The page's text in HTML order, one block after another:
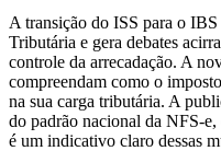
A transição do ISS para o
Tributária e gera debates
controle da arrecadação. A
compreendam como o
na sua carga tributária. A
do padrão nacional da NFS-
é um indicativo claro dessas